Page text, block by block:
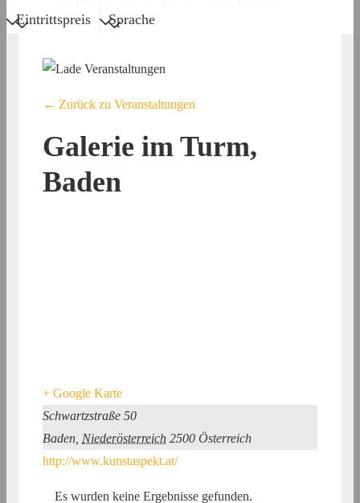
Eintrittspreis
Sprache
← Zurück zu Veranstaltungen
Galerie im Turm,
Baden
+ Google Karte
Schwartzstraße 50
Baden Niederösterreich 2500 Österreich
http://www.kunstaspekt.at/
Es wurden keine Ergebnisse gefunden.